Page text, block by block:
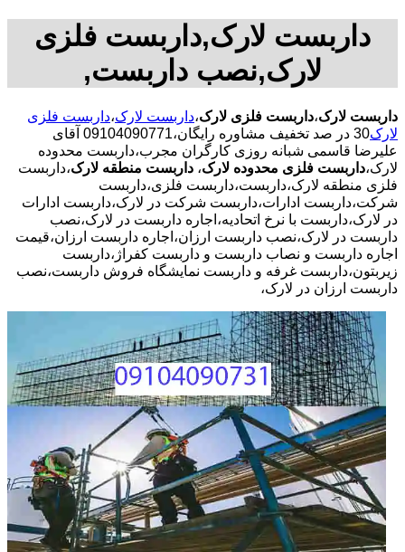
داربست لارک,داربست فلزی
لارک,نصب داربست,
داربست لارک،داربست فلزی لارک،داربست لارک،داربست فلزی
لارک
30 در صد تخفیف مشاوره رایگان،09104090771 آقای
علیرضا قاسمی شبانه روزی کارگران مجرب،داربست محدوده
لارک،داربست فلزی محدوده لارک، داربست منطقه لارک،داربست
فلزی منطقه لارک،داربست،داربست فلزی،داربست
شرکت،داربست ادارات،داربست شرکت در لارک،داربست ادارات
در لارک،داربست با نرخ اتحادیه،اجاره داربست در لارک،نصب
داربست در لارک،نصب داربست ارزان،اجاره داربست ارزان،قیمت
اجاره داربست و نصاب داربست و داربست کفراژ،داربست
زیربتون،داربست غرفه و داربست نمایشگاه فروش داربست،نصب
داربست ارزان در لارک،